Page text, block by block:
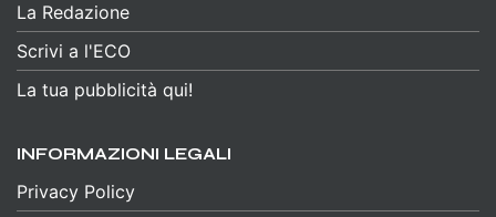
La Redazione
Scrivi a l'ECO
La tua pubblicità qui!
INFORMAZIONI LEGALI
Privacy Policy